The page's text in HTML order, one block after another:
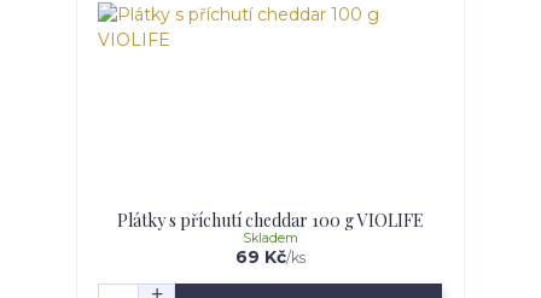
Plátky s příchutí cheddar 100 g VIOLIFE
69 Kč/ks
Skladem